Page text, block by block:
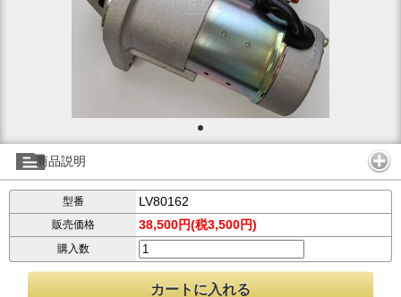
商品説明
型番 LV80162
販売価格 38,500円(税3,500円)
購入数